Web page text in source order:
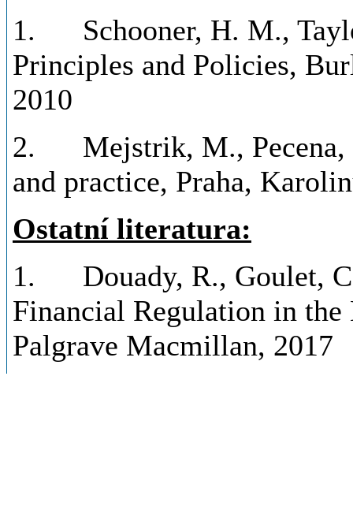
1. Schooner, H. M.,
Principles and Policies,
2010
2. Mejstrik, M., Pecena,
and practice, Praha,
Ostatní literatura:
1. Douady, R., Goulet,
Financial Regulation in
Palgrave Macmillan, 2017